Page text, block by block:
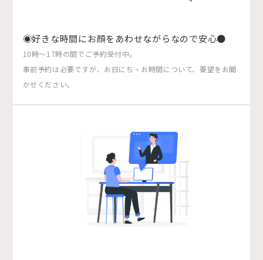
◉好きな時間にお顔をあわせながらなので安心●
10時〜17時の間でご予約受付中。
事前予約は必要ですが、お日にち・お時間について、要望をお聞
かせください。